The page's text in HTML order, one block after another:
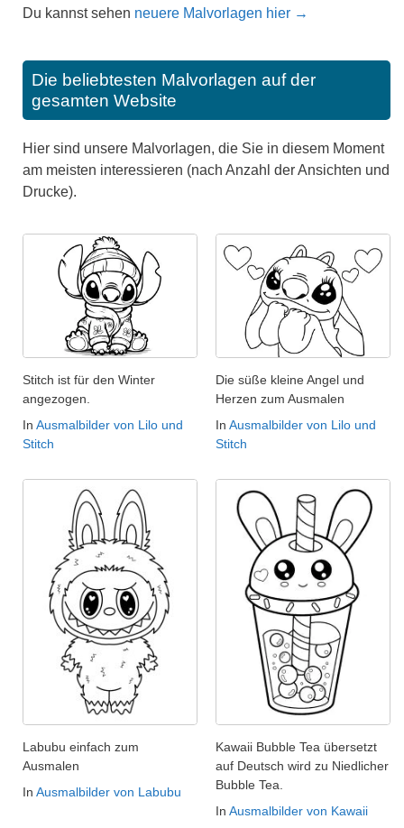
Du kannst sehen neuere Malvorlagen hier →
Die beliebtesten Malvorlagen auf der
gesamten Website
Hier sind unsere Malvorlagen, die Sie in diesem Moment
am meisten interessieren (nach Anzahl der Ansichten und
Drucke).
Stitch ist für den Winter
angezogen.
In Ausmalbilder von Lilo und
Stitch
Die süße kleine Angel und
Herzen zum Ausmalen
In Ausmalbilder von Lilo und
Stitch
Labubu einfach zum
Ausmalen
In Ausmalbilder von Labubu
Kawaii Bubble Tea übersetzt
auf Deutsch wird zu Niedlicher
Bubble Tea.
In Ausmalbilder von Kawaii